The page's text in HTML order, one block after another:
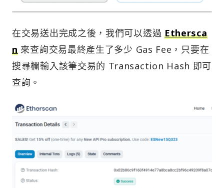
在交易送出完成之後，我們可以透過 Ethersca
n來查詢交易最終產生了多少 Gas Fee，只要在
搜尋欄輸入該筆交易的 Transaction Hash 即可
查詢。